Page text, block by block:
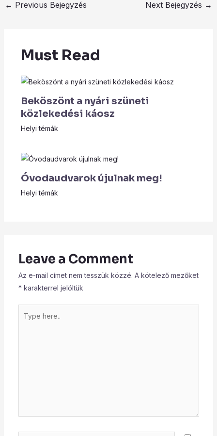
← Previous Bejegyzés Next Bejegyzés →
Must Read
Beköszönt a nyári szüneti
közlekedési káosz
Helyi témák
Óvodaudvarok újulnak meg!
Helyi témák
Leave a Comment
Az e-mail címet nem tesszük közzé. A kötelező mezőket
* karakterrel jelöltük
here..